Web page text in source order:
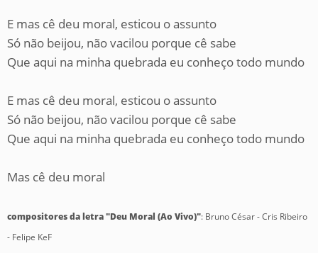
E mas cê deu moral, esticou o assunto
Só não beijou, não vacilou porque cê sabe
Que aqui na minha quebrada eu conheço todo mundo
E mas cê deu moral, esticou o assunto
Só não beijou, não vacilou porque cê sabe
Que aqui na minha quebrada eu conheço todo mundo
Mas cê deu moral
compositores da letra "Deu Moral (Ao Vivo)": Bruno César - Cris Ribeiro
- Felipe KeF